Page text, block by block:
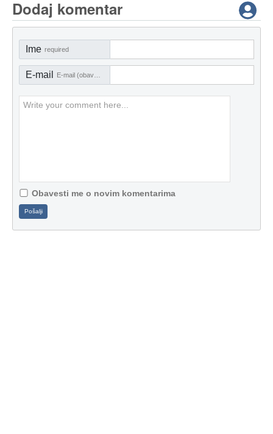
Dodaj komentar
Ime required
E-mail
Obavesti me o novim komentarima
Pošalji